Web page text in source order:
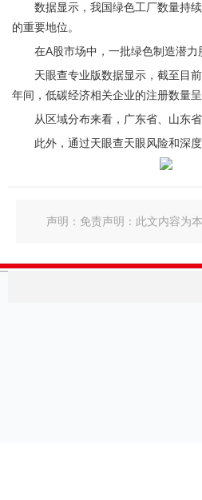
数据显示，我国绿色工厂数量持
的重要地位。
在A股市场中，一批绿色制造潜
天眼查专业版数据显示，截至目
年间，低碳经济相关企业的注册数量
从区域分布来看，广东省、山东
此外，通过天眼查天眼风险和深
声明：免责声明：此文内容为